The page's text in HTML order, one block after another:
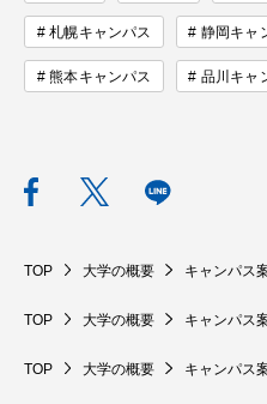
札幌キャンパス 静岡キャ
熊本キャンパス 品川キャ
TOP 大学の概要 キャンパス
TOP 大学の概要 キャンパス
TOP 大学の概要 キャンパス
TOKAIスポーツ
ニュースリリー